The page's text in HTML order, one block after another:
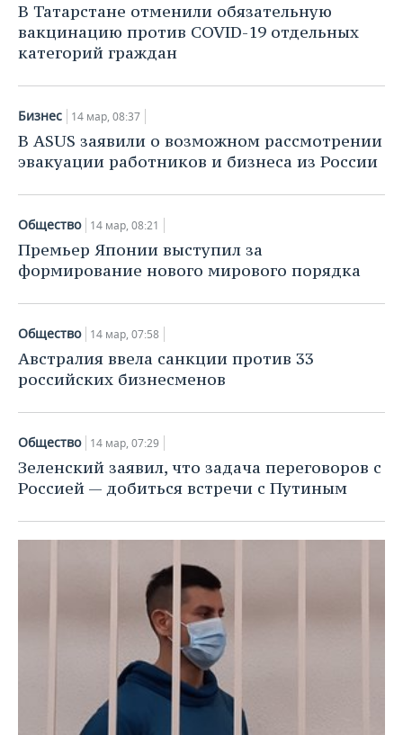
В Татарстане отменили обязательную
вакцинацию против COVID-19 отдельных
категорий граждан
Бизнес 14 мар, 08:37
В ASUS заявили о возможном рассмотрении
эвакуации работников и бизнеса из России
Общество 14 мар, 08:21
Премьер Японии выступил за
формирование нового мирового порядка
Общество 14 мар, 07:58
Австралия ввела санкции против 33
российских бизнесменов
Общество 14 мар, 07:29
Зеленский заявил, что задача переговоров с
Россией — добиться встречи с Путиным